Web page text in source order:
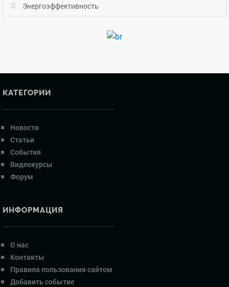
Энергоэффективность
КАТЕГОРИИ
Новости
Статьи
События
Видеокурсы
Форум
ИНФОРМАЦИЯ
О нас
Контакты
Правила пользования сайтом
Добавить событие